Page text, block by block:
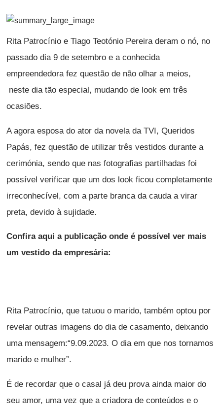
Rita Patrocínio e Tiago Teotónio Pereira deram o nó, no
passado dia 9 de setembro e a conhecida
empreendedora fez questão de não olhar a meios,
neste dia tão especial, mudando de look em três
ocasiões.
A agora esposa do ator da novela da TVI, Queridos
Papás, fez questão de utilizar três vestidos durante a
cerimónia, sendo que nas fotografias partilhadas foi
possível verificar que um dos look ficou completamente
irreconhecível, com a parte branca da cauda a virar
preta, devido à sujidade.
Confira aqui a publicação onde é possível ver mais
um vestido da empresária:
Rita Patrocínio, que tatuou o marido, também optou por
revelar outras imagens do dia de casamento, deixando
uma mensagem:“9.09.2023. O dia em que nos tornamos
marido e mulher”.
É de recordar que o casal já deu prova ainda maior do
seu amor, uma vez que a criadora de conteúdos e o